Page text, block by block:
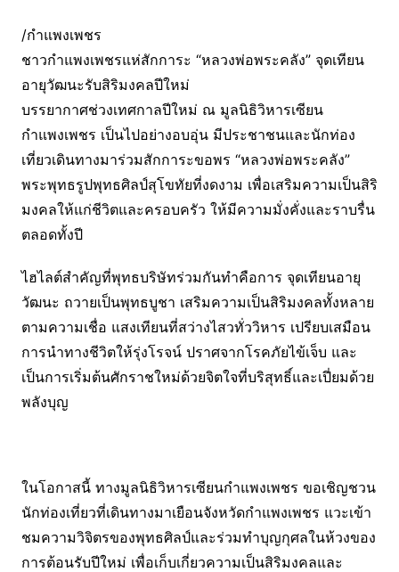
/กำแพงเพชร
ชาวกำแพงเพชรแห่สักการะ “หลวงพ่อพระคลัง” จุดเทียน
อายุวัฒนะรับสิริมงคลปีใหม่
บรรยากาศช่วงเทศกาลปีใหม่ ณ มูลนิธิวิหารเซียน
กำแพงเพชร เป็นไปอย่างอบอุ่น มีประชาชนและนักท่อง
เที่ยวเดินทางมาร่วมสักการะขอพร “หลวงพ่อพระคลัง”
พระพุทธรูปพุทธศิลป์สุโขทัยที่งดงาม เพื่อเสริมความเป็นสิริ
มงคลให้แก่ชีวิตและครอบครัว ให้มีความมั่งคั่งและราบรื่น
ตลอดทั้งปี
ไฮไลต์สำคัญที่พุทธบริษัทร่วมกันทำคือการ จุดเทียนอายุ
วัฒนะ ถวายเป็นพุทธบูชา เสริมความเป็นสิริมงคลทั้งหลาย
ตามความเชื่อ แสงเทียนที่สว่างไสวทั่ววิหาร เปรียบเสมือน
การนำทางชีวิตให้รุ่งโรจน์ ปราศจากโรคภัยไข้เจ็บ และ
เป็นการเริ่มต้นศักราชใหม่ด้วยจิตใจที่บริสุทธิ์และเปี่ยมด้วย
พลังบุญ
ในโอกาสนี้ ทางมูลนิธิวิหารเซียนกำแพงเพชร ขอเชิญชวน
นักท่องเที่ยวที่เดินทางมาเยือนจังหวัดกำแพงเพชร แวะเข้า
ชมความวิจิตรของพุทธศิลป์และร่วมทำบุญกุศลในห้วงของ
การต้อนรับปีใหม่ เพื่อเก็บเกี่ยวความเป็นสิริมงคลและ